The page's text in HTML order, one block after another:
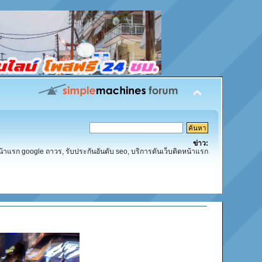
ข่าว:
แรก google ถาวร, รับประกันอันดับ seo, บริการดันเว็บติดหน้าแรก